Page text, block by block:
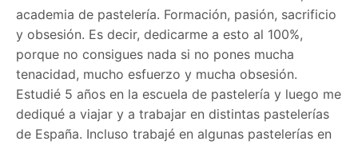
academia de pastelería. Formación, pasión, sacrificio
y obsesión. Es decir, dedicarme a esto al 100%,
porque no consigues nada si no pones mucha
tenacidad, mucho esfuerzo y mucha obsesión.
Estudié 5 años en la escuela de pastelería y luego me
dediqué a viajar y a trabajar en distintas pastelerías
de España. Incluso trabajé en algunas pastelerías en